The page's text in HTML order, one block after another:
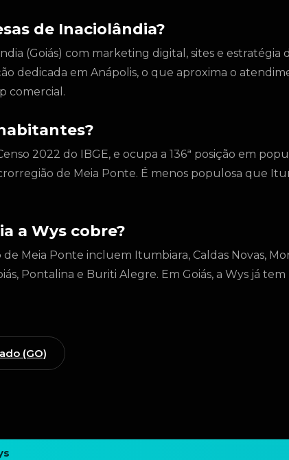
de Inaciolândia?
(Goiás) com marketing digital, sites e estratégia
dedicada em Anápolis, o que aproxima o
comercial.
2022 do IBGE, e ocupa a 136ª posição em
de Meia Ponte. É menos populosa que
a Wys cobre?
Meia Ponte incluem Itumbiara, Caldas Novas,
Pontalina e Buriti Alegre. Em Goiás, a Wys já tem
(GO)